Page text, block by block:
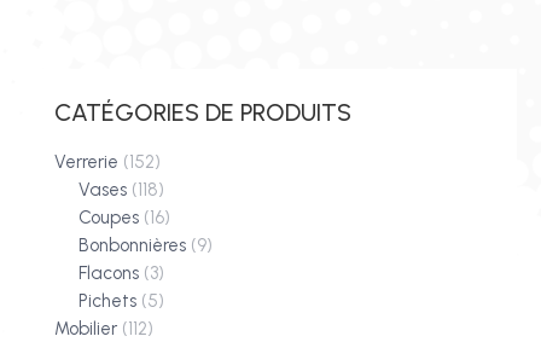
CATÉGORIES DE PRODUITS
Verrerie (152)
Vases (118)
Coupes (16)
Bonbonnières (9)
Flacons (3)
Pichets (5)
Mobilier (112)